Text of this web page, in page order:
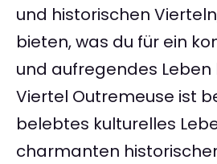
und historischen
bieten, was du für ein
und aufregendes
Viertel Outremeuse ist
belebtes kulturelles
charmanten